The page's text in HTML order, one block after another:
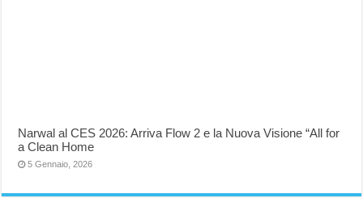
Narwal al CES 2026: Arriva Flow 2 e la Nuova Visione “All for
a Clean Home
5 Gennaio, 2026